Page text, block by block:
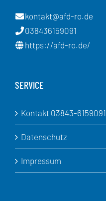
kontakt@afd-ro.de
038436159091
https://afd-ro.de/
SERVICE
Kontakt 03843-6159091
Datenschutz
Impressum